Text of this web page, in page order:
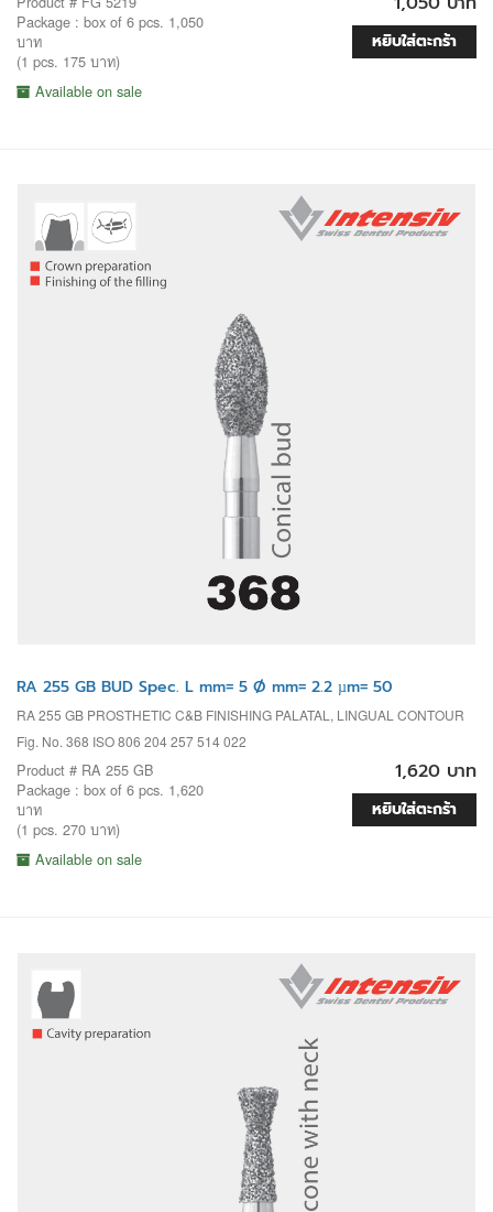
Package : box of 6 pcs. 1,050
บาท
(1 pcs. 175 บาท)
Available on sale
หยิบใส่ตะกร้า
RA 255 GB BUD Spec. L mm= 5 Ø mm= 2.2 µm= 50
RA 255 GB PROSTHETIC C&B FINISHING PALATAL, LINGUAL CONTOUR
Fig. No. 368 ISO 806 204 257 514 022
Product # RA 255 GB
Package : box of 6 pcs. 1,620
บาท
(1 pcs. 270 บาท)
Available on sale
1,620 บาท
หยิบใส่ตะกร้า